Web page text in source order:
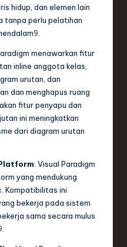
hidup, dan elemen lain
tanpa perlu pelatihan
9
menawarkan fitur
inline anggota kelas,
urutan, dan
dan menghapus ruang
fitur penyapu dan
ini meningkatkan
dari diagram urutan
: Visual Paradigm
yang mendukung
Kompatibilitas ini
bekerja pada sistem
sama secara mulus